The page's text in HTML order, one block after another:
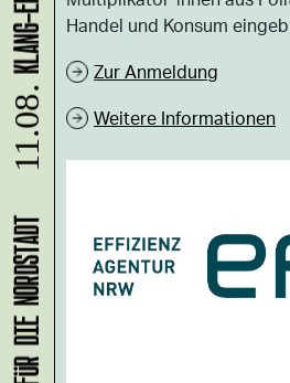
Handel und Konsum
Zur Anmeldung
Weitere Informationen
11.08.